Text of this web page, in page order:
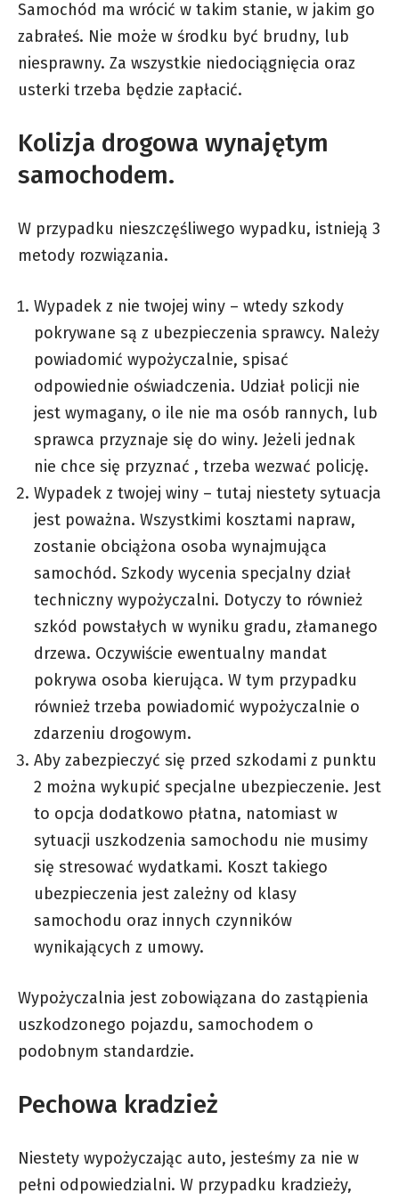
Samochód ma wrócić w takim stanie, w jakim go
zabrałeś. Nie może w środku być brudny, lub
niesprawny. Za wszystkie niedociągnięcia oraz
usterki trzeba będzie zapłacić.
Kolizja drogowa wynajętym
samochodem.
W przypadku nieszczęśliwego wypadku, istnieją 3
metody rozwiązania.
Wypadek z nie twojej winy – wtedy szkody
pokrywane są z ubezpieczenia sprawcy. Należy
powiadomić wypożyczalnie, spisać
odpowiednie oświadczenia. Udział policji nie
jest wymagany, o ile nie ma osób rannych, lub
sprawca przyznaje się do winy. Jeżeli jednak
nie chce się przyznać , trzeba wezwać policję.
Wypadek z twojej winy – tutaj niestety sytuacja
jest poważna. Wszystkimi kosztami napraw,
zostanie obciążona osoba wynajmująca
samochód. Szkody wycenia specjalny dział
techniczny wypożyczalni. Dotyczy to również
szkód powstałych w wyniku gradu, złamanego
drzewa. Oczywiście ewentualny mandat
pokrywa osoba kierująca. W tym przypadku
również trzeba powiadomić wypożyczalnie o
zdarzeniu drogowym.
Aby zabezpieczyć się przed szkodami z punktu
2 można wykupić specjalne ubezpieczenie. Jest
to opcja dodatkowo płatna, natomiast w
sytuacji uszkodzenia samochodu nie musimy
się stresować wydatkami. Koszt takiego
ubezpieczenia jest zależny od klasy
samochodu oraz innych czynników
wynikających z umowy.
Wypożyczalnia jest zobowiązana do zastąpienia
uszkodzonego pojazdu, samochodem o
podobnym standardzie.
Pechowa kradzież
Niestety wypożyczając auto, jesteśmy za nie w
pełni odpowiedzialni. W przypadku kradzieży,